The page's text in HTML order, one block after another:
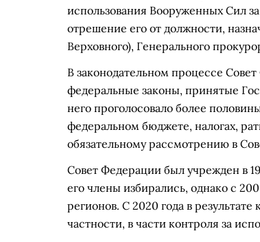
использования Вооруженных Сил
отрешение его от должности,
Верховного), Генерального
В законодательном процессе
федеральные законы, принятые
него проголосовало более
федеральном бюджете, налогах,
обязательному рассмотрению в
Совет Федерации был учрежден в
его члены избирались, однако с
регионов. С 2020 года в
частности, в части контроля за